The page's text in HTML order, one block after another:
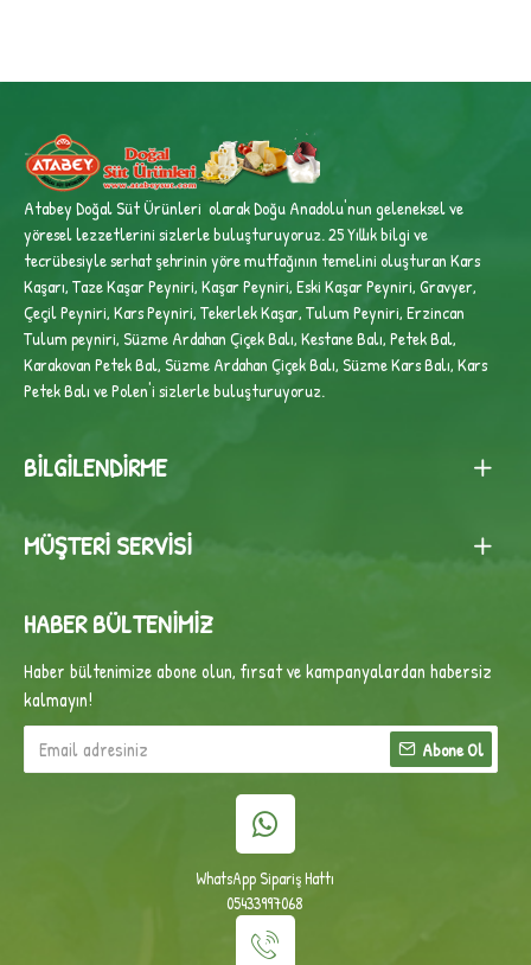
Atabey Doğal Süt Ürünleri olarak Doğu Anadolu'nun geleneksel ve
yöresel lezzetlerini sizlerle buluşturuyoruz. 25 Yıllık bilgi ve
tecrübesiyleserhat şehrinin yöre mutfağının temelini oluşturan Kars
Kaşarı, Taze Kaşar Peyniri, Kaşar Peyniri, Eski Kaşar Peyniri, Gravyer,
Çeçil Peyniri, Kars Peyniri, Tekerlek Kaşar, Tulum Peyniri, Erzincan
Tulum peyniri,Süzme Ardahan Çiçek Balı, Kestane Balı, Petek Bal,
Karakovan Petek Bal, Süzme Ardahan Çiçek Balı, Süzme Kars Balı, Kars
Petek Balı ve Polen'i sizlerle buluşturuyoruz.
BILGILENDIRME
MÜŞTERI SERVISI
HABER BÜLTENIMIZ
Haber bültenimize abone olun, fırsat ve kampanyalardan habersiz
kalmayın!
Abone Ol
WhatsApp Sipariş Hattı
05433997068